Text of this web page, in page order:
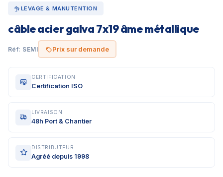
LEVAGE & MANUTENTION
câble acier galva 7x19 âme métallique
Réf: SEMI Prix sur demande
CERTIFICATION
Certification ISO
LIVRAISON
48h Port & Chantier
DISTRIBUTEUR
Agréé depuis 1998